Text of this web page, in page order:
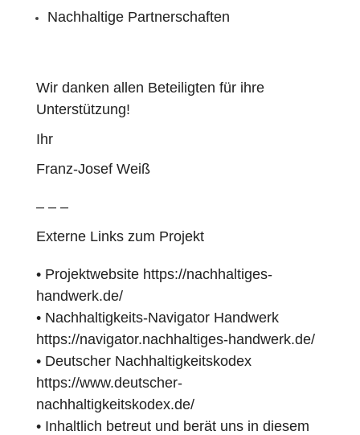
Nachhaltige Partnerschaften
Wir danken allen Beteiligten für ihre
Unterstützung!
Ihr
Franz-Josef Weiß
– – –
Externe Links zum Projekt
• Projektwebsite https://nachhaltiges-
handwerk.de/
• Nachhaltigkeits-Navigator Handwerk
https://navigator.nachhaltiges-handwerk.de/
• Deutscher Nachhaltigkeitskodex
https://www.deutscher-
nachhaltigkeitskodex.de/
• Inhaltlich betreut und berät uns in diesem